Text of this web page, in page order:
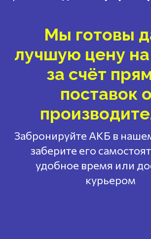
Мы готовы
лучшую цену
за счёт
поставок
Забронируйте АКБ в
заберите его
удобное время или
курьером